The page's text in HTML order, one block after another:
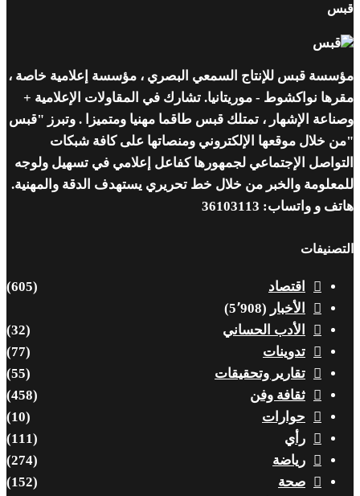
قبس
مؤسسة قبس للإنتاج السمعي البصري ، مؤسسة إعلامية خاصة ،
مقرها نواكشوط - موريتانيا. تشارك في المقاولات الإعلامية +
وصناعة الإشهار ، تمتلك قبس طاقما مهنيا ومتميزا . وتبرز "قبس
"من خلال موقعها الإلكتروني ومنصاتها على كافة شبكات
التواصل الإجتماعي لجمهورها كفاعل إعلامي في تسهيل ولوجه
للمعلومة والخبر من خلال خط تحريري يستهدف الدقة والمهنية.
هاتف و واتساب: 36103113
التصنيفات
اقتصاد
(605)
الأخبار (5٬908)
الأدب الحساني
(32)
تدوينات
(77)
تقارير وتحقيقات
(55)
ثقافة وفن
(458)
حوارات
(10)
رأي
(111)
رياضة
(274)
صحة
(152)